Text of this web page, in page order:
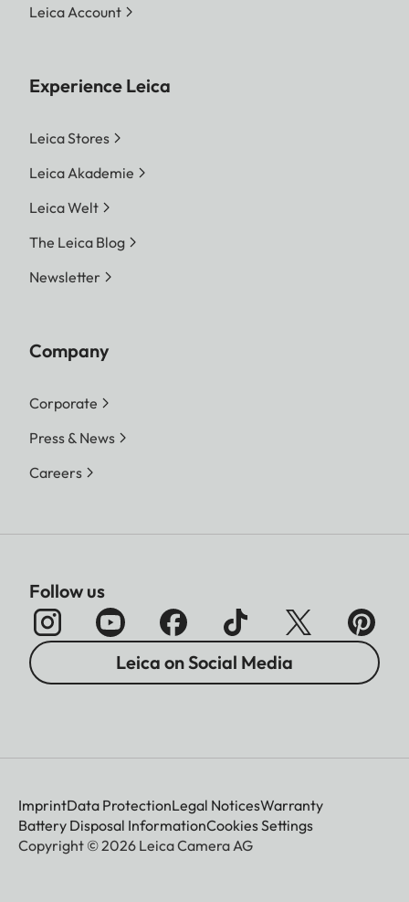
Leica Account
Experience Leica
Leica Stores
Leica Akademie
Leica Welt
The Leica Blog
Newsletter
Company
Corporate
Press & News
Careers
Follow us
Leica on Social Media
ImprintData ProtectionLegal NoticesWarranty
Battery Disposal InformationCookies Settings
Copyright © 2026 Leica Camera AG